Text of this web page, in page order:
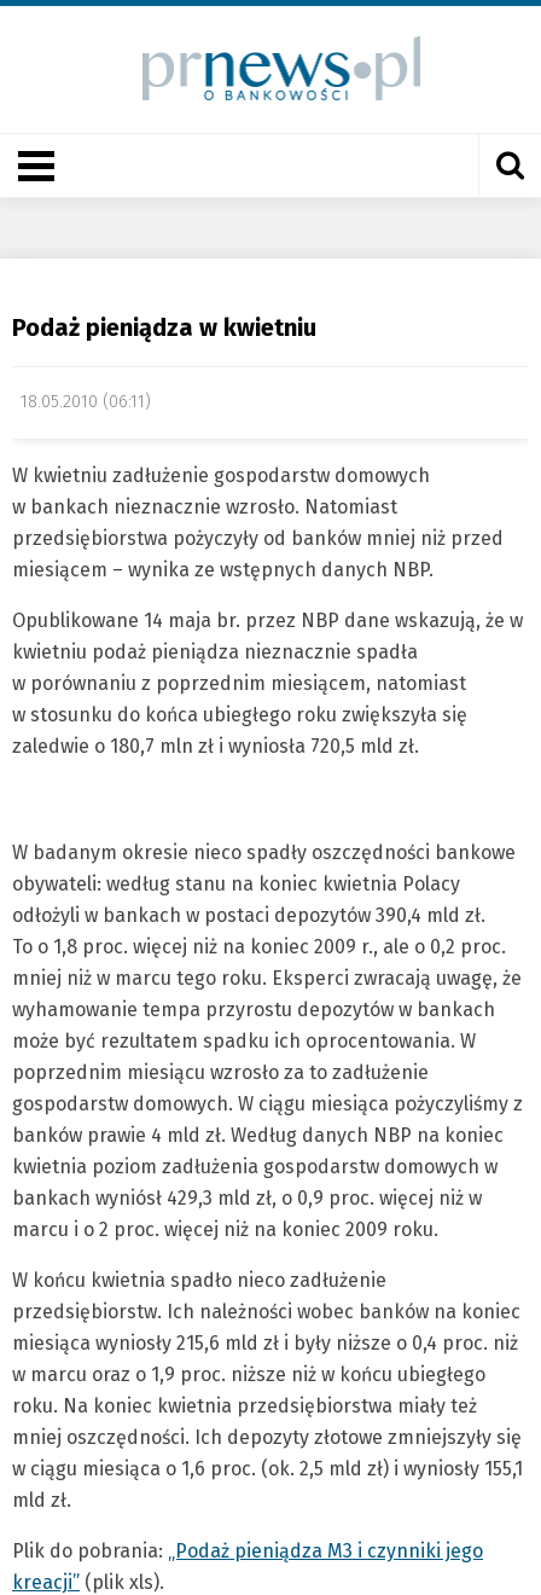
Podaż pieniądza w kwietniu
18.05.2010 (06:11)
W kwietniu zadłużenie gospodarstw domowych
w bankach nieznacznie wzrosło. Natomiast
przedsiębiorstwa pożyczyły od banków mniej niż przed
miesiącem – wynika ze wstępnych danych NBP.
Opublikowane 14 maja br. przez NBP dane wskazują, że w
kwietniu podaż pieniądza nieznacznie spadła
w porównaniu z poprzednim miesiącem, natomiast
w stosunku do końca ubiegłego roku zwiększyła się
zaledwie o 180,7 mln zł i wyniosła 720,5 mld zł.
W badanym okresie nieco spadły oszczędności bankowe
obywateli: według stanu na koniec kwietnia Polacy
odłożyli w bankach w postaci depozytów 390,4 mld zł.
To o 1,8 proc. więcej niż na koniec 2009 r., ale o 0,2 proc.
mniej niż w marcu tego roku. Eksperci zwracają uwagę, że
wyhamowanie tempa przyrostu depozytów w bankach
może być rezultatem spadku ich oprocentowania. W
poprzednim miesiącu wzrosło za to zadłużenie
gospodarstw domowych. W ciągu miesiąca pożyczyliśmy z
banków prawie 4 mld zł. Według danych NBP na koniec
kwietnia poziom zadłużenia gospodarstw domowych w
bankach wyniósł 429,3 mld zł, o 0,9 proc. więcej niż w
marcu i o 2 proc. więcej niż na koniec 2009 roku.
W końcu kwietnia spadło nieco zadłużenie
przedsiębiorstw. Ich należności wobec banków na koniec
miesiąca wyniosły 215,6 mld zł i były niższe o 0,4 proc. niż
w marcu oraz o 1,9 proc. niższe niż w końcu ubiegłego
roku. Na koniec kwietnia przedsiębiorstwa miały też
mniej oszczędności. Ich depozyty złotowe zmniejszyły się
w ciągu miesiąca o 1,6 proc. (ok. 2,5 mld zł) i wyniosły 155,1
mld zł.
Plik do pobrania: „Podaż pieniądza M3 i czynniki jego
kreacji” (plik xls).